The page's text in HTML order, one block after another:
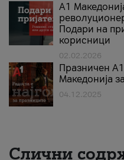
А1
Подари на
корисници
02.02.2026
Празничен
Македонија
04.12.2025
Слични